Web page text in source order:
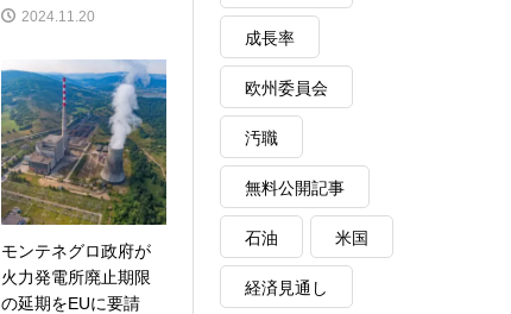
2024.11.20
モンテネグロ政府が
火力発電所廃止期限
の延期をEUに要請
成長率
欧州委員会
汚職
無料公開記事
石油 米国
経済見通し